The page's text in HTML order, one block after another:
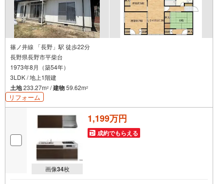
篠ノ井線 「長野」駅 徒歩22分
長野県長野市平柴台
1973年8月（築54年）
3LDK / 地上1階建
土地233.27m2 /建物59.62m2
リフォーム
画像34枚
1,199万円
成約でもらえる